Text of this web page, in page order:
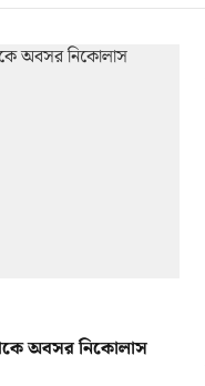
অবসর নিকোলাস